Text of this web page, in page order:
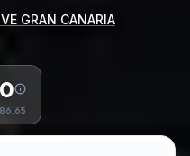
GRAN CANARIA